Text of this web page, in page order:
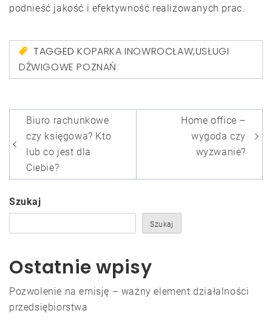
podnieść jakość i efektywność realizowanych prac.
TAGGEDKOPARKA INOWROCŁAW,USŁUGI
DŹWIGOWE POZNAŃ
Nawigacja
wpisu
Biuro rachunkowe
czy księgowa? Kto
lub co jest dla
Ciebie?
Home office –
wygoda czy
wyzwanie?
Szukaj
Szukaj
Ostatnie wpisy
Pozwolenie na emisję – ważny element działalności
przedsiębiorstwa